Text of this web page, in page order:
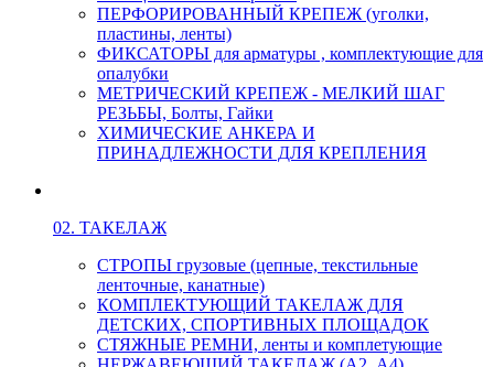
ПЕРФОРИРОВАННЫЙ КРЕПЕЖ (уголки,
пластины, ленты)
ФИКСАТОРЫ для арматуры , комплектующие для
опалубки
МЕТРИЧЕСКИЙ КРЕПЕЖ - МЕЛКИЙ ШАГ
РЕЗЬБЫ, Болты, Гайки
ХИМИЧЕСКИЕ АНКЕРА И
ПРИНАДЛЕЖНОСТИ ДЛЯ КРЕПЛЕНИЯ
02. ТАКЕЛАЖ
СТРОПЫ грузовые (цепные, текстильные
ленточные, канатные)
КОМПЛЕКТУЮЩИЙ ТАКЕЛАЖ ДЛЯ
ДЕТСКИХ, СПОРТИВНЫХ ПЛОЩАДОК
СТЯЖНЫЕ РЕМНИ, ленты и комплетующие